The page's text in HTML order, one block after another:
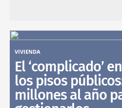
VIVIENDA
El ‘complicado’
los pisos
millones al año